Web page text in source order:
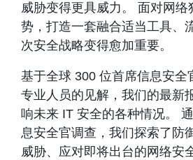
威胁变得更具威力。 面对网络
势，打造一套融合适当工具、
次安全战略变得愈加重要。
基于全球 300 位首席信息安全
专业人员的见解，我们的最新
响未来 IT 安全的各种情况。
息安全官调查，我们探索了防
威胁、应对即将出台的网络安